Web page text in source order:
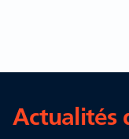
Actualités